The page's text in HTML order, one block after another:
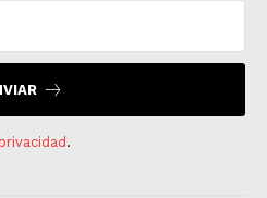
.